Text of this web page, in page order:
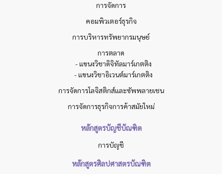
การจัดการ
คอมพิวเตอร์ธุรกิจ
การบริหารทรัพยากรมนุษย์
การตลาด
- แขนงวิชาดิจิทัลมาร์เกตติง
- แขนงวิชาอิเวนต์มาร์เกตติง
การจัดการโลจิสติกส์และซัพพลายเชน
การจัดการธุรกิจการค้าสมัยใหม่
หลักสูตรบัญชีบัณฑิต
การบัญชี
หลักสูตรศิลปศาสตรบัณฑิต